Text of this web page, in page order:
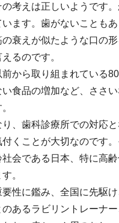
考えは正しいようです
ます。歯がないことも
衰えが似たような口の
るのです。
から取り組まれている
食品の増加など、ささ
、歯科診療所での対応
くことが大切なのです
会である日本、特に高
。
性に鑑み、全国に先駆
あるラビリントレーナ